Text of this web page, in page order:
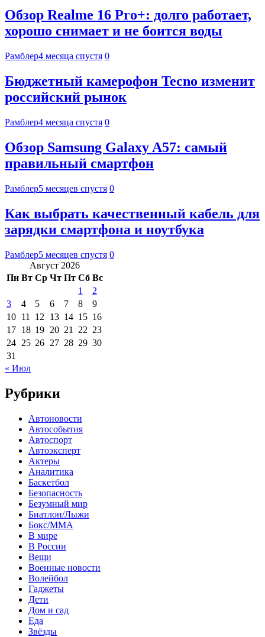
Обзор Realme 16 Pro+: долго работает,
хорошо снимает и не боится воды
Рамблер4 месяца спустя 0
Бюджетный камерофон Tecno изменит
российский рынок
Рамблер4 месяца спустя 0
Обзор Samsung Galaxy A57: самый
правильный смартфон
Рамблер5 месяцев спустя 0
Как выбрать качественный кабель для
зарядки смартфона и ноутбука
Рамблер5 месяцев спустя 0
Август 2026
Пн Вт Ср Чт Пт Сб Вс
1
2
3
4 5 6 7 8
9
10 11 12 13 14 15 16
17 18 19 20 21 22 23
24 25 26 27 28 29 30
31
« Июл
Рубрики
Автоновости
Автособытия
Автоспорт
Автоэксперт
Актеры
Аналитика
Баскетбол
Безопасность
Безумный мир
Биатлон/Лыжи
Бокс/MMA
В мире
В России
Вещи
Военные новости
Волейбол
Гаджеты
Дети
Дом и сад
Еда
Звёзды